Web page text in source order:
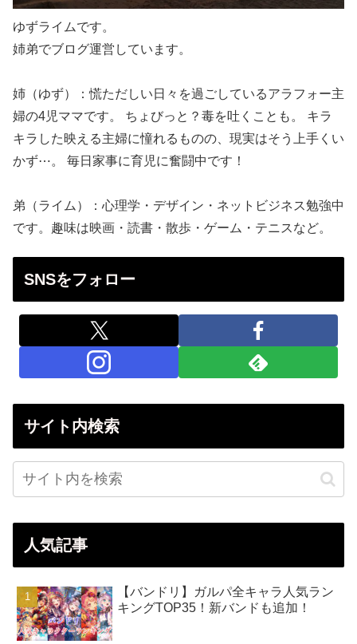
ゆずライムです。
姉弟でブログ運営しています。
姉（ゆず）：慌ただしい日々を過ごしているアラフォー主
婦の4児ママです。 ちょびっと？毒を吐くことも。 キラ
キラした映える主婦に憧れるものの、現実はそう上手くい
かず⋯。 毎日家事に育児に奮闘中です！
弟（ライム）：心理学・デザイン・ネットビジネス勉強中
です。趣味は映画・読書・散歩・ゲーム・テニスなど。
SNSをフォロー
サイト内検索
人気記事
【バンドリ】ガルパ全キャラ人気ラン
キングTOP35！新バンドも追加！